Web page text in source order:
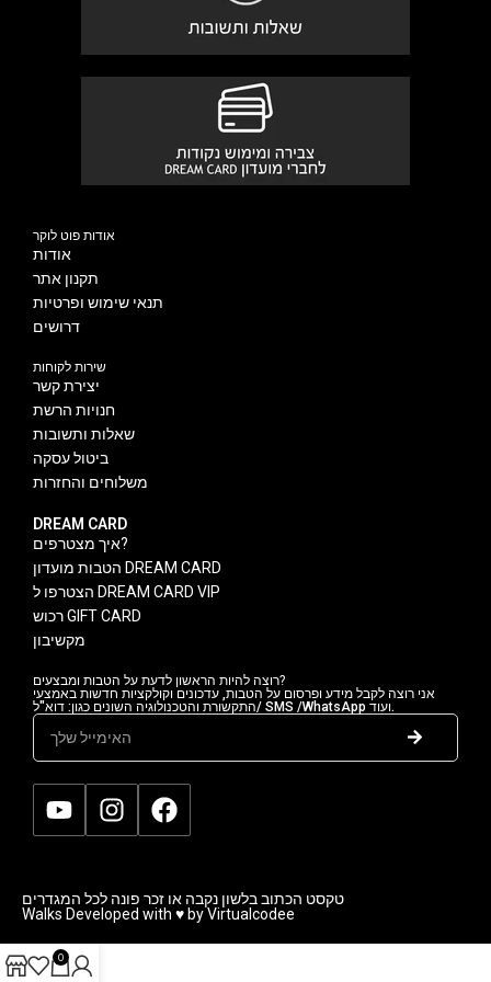
אודות פוט לוקר
אודות
תקנון אתר
תנאי שימוש ופרטיות
דרושים
שירות לקוחות
יצירת קשר
חנויות הרשת
שאלות ותשובות
ביטול עסקה
משלוחים והחזרות
DREAM CARD
איך מצטרפים?
הטבות מועדון DREAM CARD
הצטרפו ל DREAM CARD VIP
רכוש GIFT CARD
מקשיבון
רוצה להיות הראשון לדעת על הטבות ומבצעים?
אני רוצה לקבל מידע ופרסום על הטבות, עדכונים וקולקציות חדשות באמצעי
התקשורת והטכנולוגיה השונים כגון: דוא"ל/ SMS /WhatsApp ועוד.
טקסט הכתוב בלשון נקבה או זכר פונה לכל המגדרים
Walks Developed with ♥ by Virtualcodee
0